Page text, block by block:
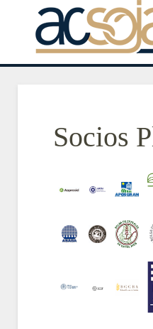
Socios